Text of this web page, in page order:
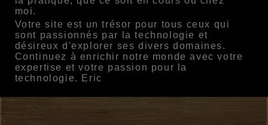
moi.
Votre site est un trésor pour tous ceux qui
sont passionnés par la technologie et
désireux d'explorer ses divers domaines.
Continuez à enrichir notre monde avec votre
expertise et votre passion pour la
technologie. Eric